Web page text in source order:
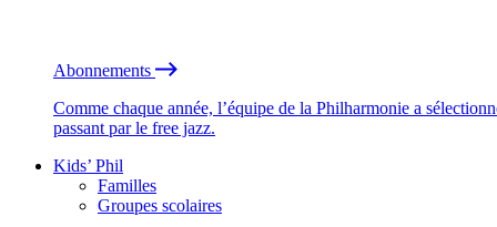
Abonnements
Comme chaque année, l’équipe de la Philharmonie a
passant par le free jazz.
Kids’ Phil
Familles
Groupes scolaires